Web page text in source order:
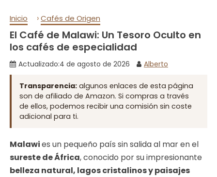
Inicio ›Cafés de Origen
El Café de Malawi: Un Tesoro Oculto en
los cafés de especialidad
Actualizado:4 de agosto de 2026 Alberto
Transparencia: algunos enlaces de esta página
son de afiliado de Amazon. Si compras a través
de ellos, podemos recibir una comisión sin coste
adicional para ti.
Malawies un pequeño país sin salida al mar en el
sureste de África, conocido por su impresionante
belleza natural, lagos cristalinos y paisajes